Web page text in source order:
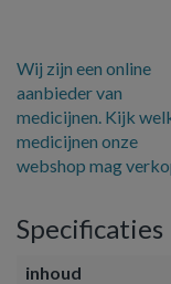
Wij zijn een online
aanbieder van
medicijnen. Kijk
medicijnen onze
webshop mag
Specificaties
inhoud